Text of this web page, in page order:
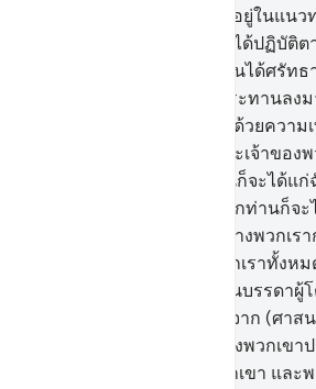
ร้องเชิญชวนและดำรงมั่นอยู่ในแนว
ที่เจ้าได้รับบัญชา และอย่าได้ปฏิบัติ
พวกเขา และจงกล่าวว่า ฉันได้ศรัท
คัมภีร์ตามที่อัลลอฮฺทรงประทานลง
ให้ตัดสินระหว่างพวกท่านด้วยความ
คือ พระเจ้าของฉันและพระเจ้าของ
ตอบแทน) การงานของฉันก็จะได้แ
ตอบแทน) การงานของพวกท่านก็จ
ไม่มีการโต้แย้งใด ๆ ระหว่างพวกเร
อัลลอฮฺจะทรงรวบรวมพวกเราทั้งห
[16] ส่วนบรรดาผู้
(ศาสนาของ) อัลลอฮฺหลังจาก (ศาส
ยอมรับแล้ว การโต้แย้งของพวกเขา
ทัศนะของพระเจ้าของพวกเขา และ